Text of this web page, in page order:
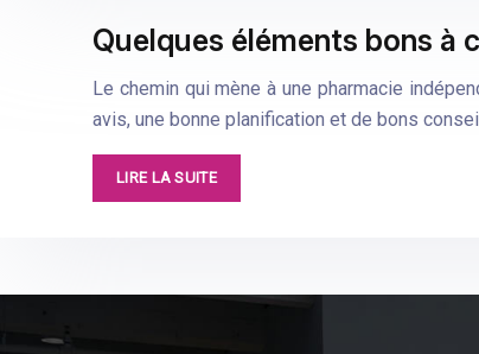
Quelques éléments bons à
Le chemin qui mène à une pharmacie
avis, une bonne planification et de bons
LIRE LA SUITE